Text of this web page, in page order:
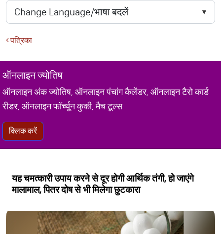
पत्रिका
ऑनलाइन ज्योतिष
ऑनलाइन अंक ज्योतिष, ऑनलाइन पंचांग कैलेंडर, ऑनलाइन टैरो कार्ड
रीडर, ऑनलाइन फॉर्च्यून कुकी, मैच टूल्स
क्लिक करें
यह चमत्कारी उपाय करने से दूर होगी आर्थिक तंगी, हो जाएंगे
मालामाल, पितर दोष से भी मिलेगा छुटकारा